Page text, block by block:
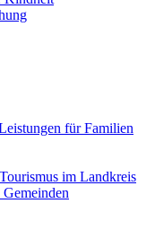
für Familien
im Landkreis